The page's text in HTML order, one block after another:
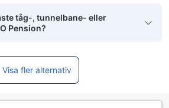
tåg-, tunnelbane- eller
Pension?
Visa fler alternativ